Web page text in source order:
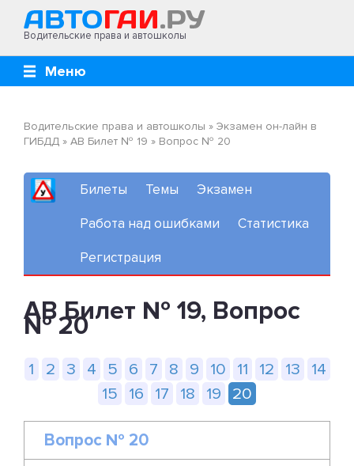
Водительские права и автошколы
Меню
Водительские права и автошколы » Экзамен он-лайн в
ГИБДД » AB Билет № 19 » Вопрос № 20
Билеты Темы Экзамен
Работа над ошибками Статистика
Регистрация
AB Билет № 19, Вопрос
№ 20
1 2 3 4 5 6 7 8 9 10 11 12 13
14
15
16 17 18 19 20
Вопрос № 20